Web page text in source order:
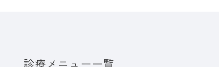
診療メニュー一覧